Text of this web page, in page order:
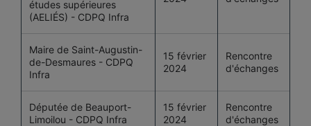
études supérieures
(AELIÉS) - CDPQ Infra
Maire de Saint-Augustin-
de-Desmaures - CDPQ
Infra
15 février
2024
Rencontre
d'échanges
Députée de Beauport-
Limoilou - CDPQ Infra
15 février
2024
Rencontre
d'échanges